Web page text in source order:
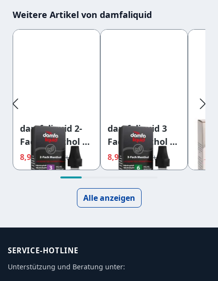
Weitere Artikel von damfaliquid
Produktgalerie überspringen
damfaliquid 2-
Fach Menthol V2
3mg 10ml
8,95 € 9,45 €
damfaliquid 3
Fach Menthol V2
6mg 10ml
8,95 € 9,45 €
10ml
8,95
Alle anzeigen
SERVICE-HOTLINE
Unterstützung und Beratung unter: